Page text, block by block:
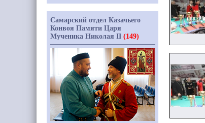
Самарский отдел Казачьего
Конвоя Памяти Царя
Мученика Николая II (149)